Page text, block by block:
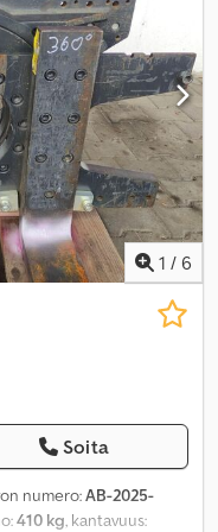
1 / 6
Soita
numero:AB-2025-
410 kg , kantavuus: